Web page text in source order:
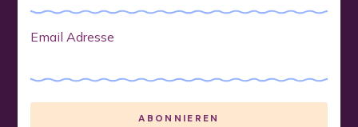
Email Adresse